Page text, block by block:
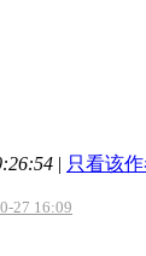
| 只看该
27 16:09